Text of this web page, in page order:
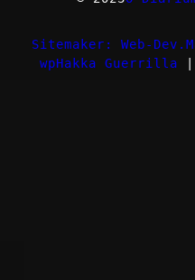
Sitemaker: Web-
wpHakka Guerrilla |